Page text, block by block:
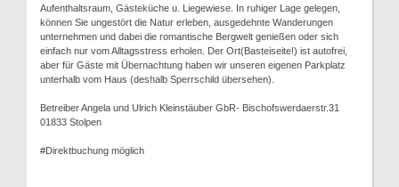
Aufenthaltsraum, Gästeküche u. Liegewiese. In ruhiger Lage gelegen,
können Sie ungestört die Natur erleben, ausgedehnte Wanderungen
unternehmen und dabei die romantische Bergwelt genießen oder sich
einfach nur vom Alltagsstress erholen. Der Ort(Basteiseite!) ist autofrei,
aber für Gäste mit Übernachtung haben wir unseren eigenen Parkplatz
unterhalb vom Haus (deshalb Sperrschild übersehen).
Betreiber Angela und Ulrich Kleinstäuber GbR- Bischofswerdaerstr.31
01833 Stolpen
#Direktbuchung möglich